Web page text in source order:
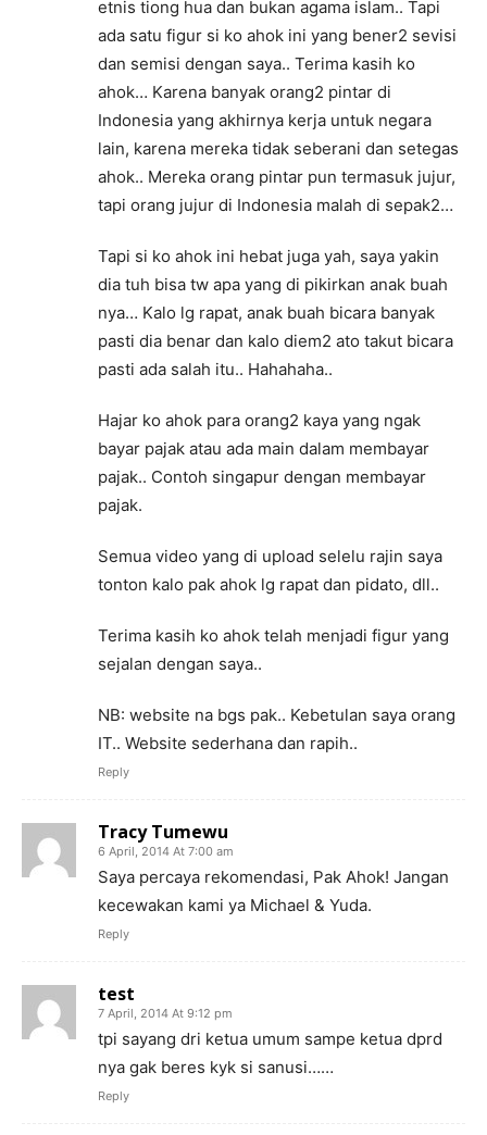
etnis tiong hua dan bukan agama islam.. Tapi
ada satu figur si ko ahok ini yang bener2 sevisi
dan semisi dengan saya.. Terima kasih ko
ahok… Karena banyak orang2 pintar di
Indonesia yang akhirnya kerja untuk negara
lain, karena mereka tidak seberani dan setegas
ahok.. Mereka orang pintar pun termasuk jujur,
tapi orang jujur di Indonesia malah di sepak2…
Tapi si ko ahok ini hebat juga yah, saya yakin
dia tuh bisa tw apa yang di pikirkan anak buah
nya… Kalo lg rapat, anak buah bicara banyak
pasti dia benar dan kalo diem2 ato takut bicara
pasti ada salah itu.. Hahahaha..
Hajar ko ahok para orang2 kaya yang ngak
bayar pajak atau ada main dalam membayar
pajak.. Contoh singapur dengan membayar
pajak.
Semua video yang di upload selelu rajin saya
tonton kalo pak ahok lg rapat dan pidato, dll..
Terima kasih ko ahok telah menjadi figur yang
sejalan dengan saya..
NB: website na bgs pak.. Kebetulan saya orang
IT.. Website sederhana dan rapih..
Reply
Tracy Tumewu
6 April, 2014 At 7:00 am
Saya percaya rekomendasi, Pak Ahok! Jangan
kecewakan kami ya Michael & Yuda.
Reply
test
7 April, 2014 At 9:12 pm
tpi sayang dri ketua umum sampe ketua dprd
nya gak beres kyk si sanusi……
Reply